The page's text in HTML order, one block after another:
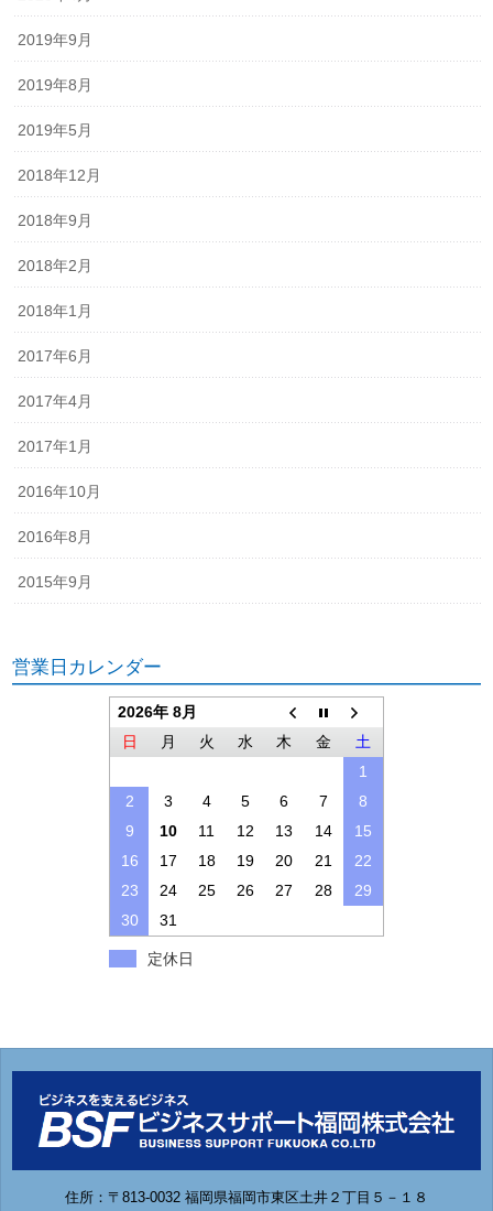
2019年9月
2019年8月
2019年5月
2018年12月
2018年9月
2018年2月
2018年1月
2017年6月
2017年4月
2017年1月
2016年10月
2016年8月
2015年9月
営業日カレンダー
2026年 8月
日
月 火 水 木 金
土
1
2
3 4 5 6 7
8
9
10 11 12 13 14
15
16
17 18 19 20 21
22
23
24 25 26 27 28
29
30
31
定休日
住所：〒813-0032 福岡県福岡市東区土井２丁目５－１８